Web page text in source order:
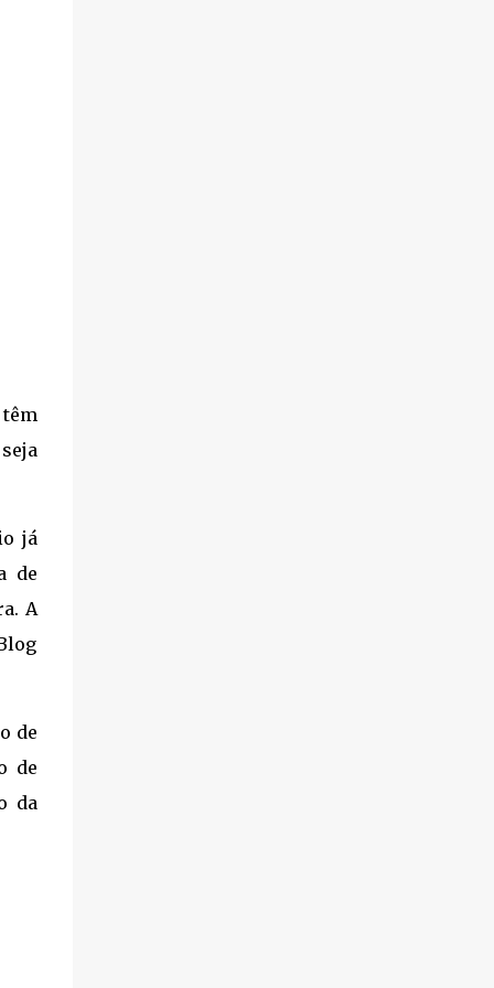
já
de
A
de
de
da